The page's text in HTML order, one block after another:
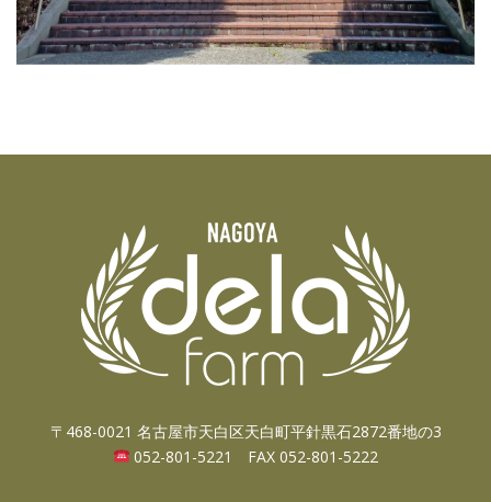
〒468-0021 名古屋市天白区天白町平針黒石2872番地の3
052-801-5221 FAX 052-801-5222